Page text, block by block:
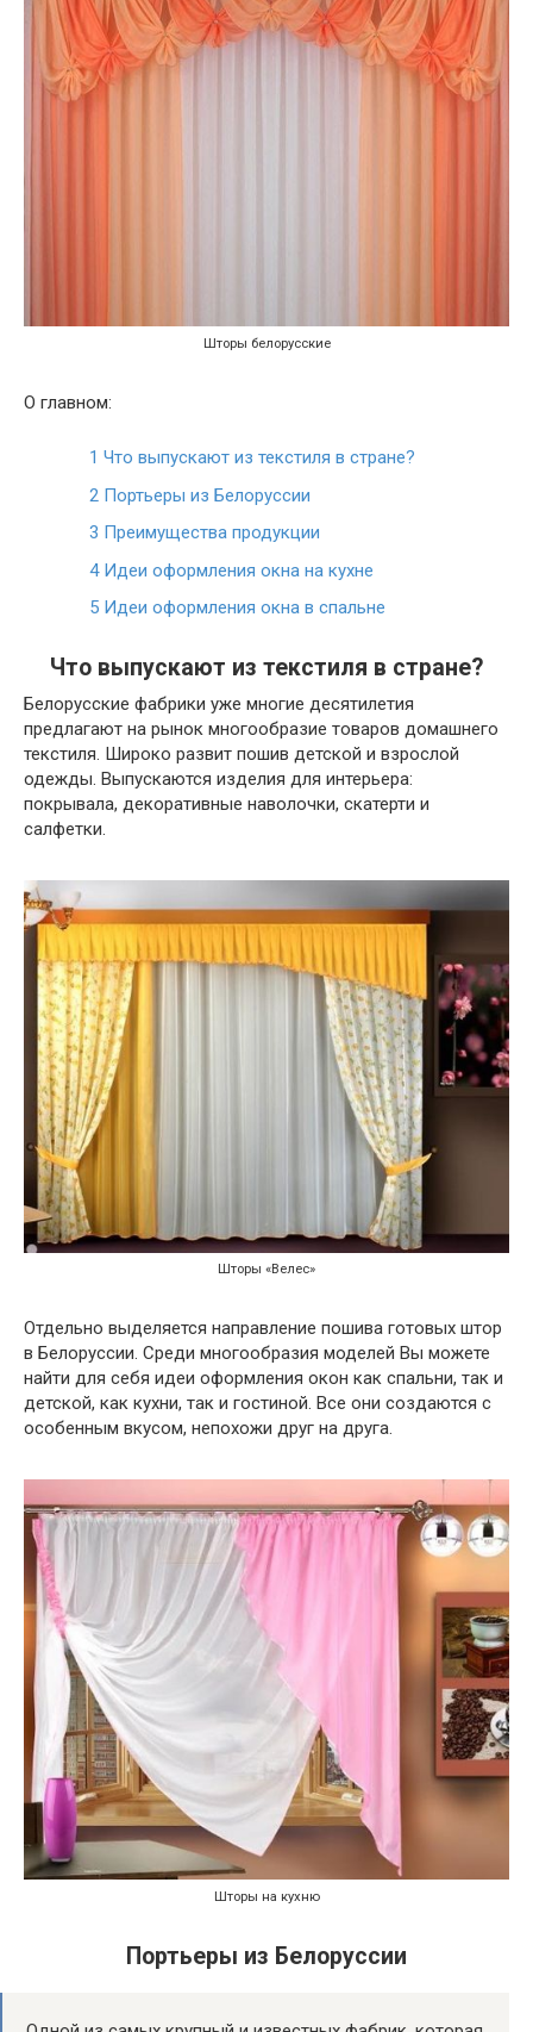
Шторы белорусские
О главном:
1 Что выпускают из текстиля в стране?
2 Портьеры из Белоруссии
3 Преимущества продукции
4Идеи оформления окна на кухне
5 Идеи оформления окна в спальне
Что выпускают из текстиля в стране?
Белорусские фабрики уже многие десятилетия
предлагают на рынок многообразие товаров домашнего
текстиля. Широко развит пошив детской и взрослой
одежды. Выпускаются изделия для интерьера:
покрывала, декоративные наволочки, скатерти и
салфетки.
Шторы «Велес»
Отдельно выделяется направление пошива готовых штор
в Белоруссии. Среди многообразия моделей Вы можете
найти для себя идеи оформления окон как спальни, так и
детской, как кухни, так и гостиной. Все они создаются с
особенным вкусом, непохожи друг на друга.
Шторы на кухню
Портьеры из Белоруссии